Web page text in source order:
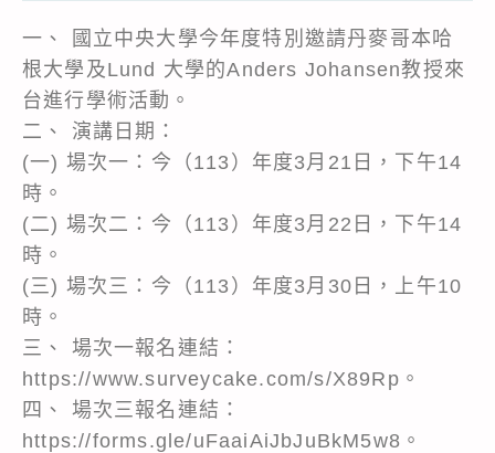
一、 國立中央大學今年度特別邀請丹麥哥本哈
根大學及Lund 大學的Anders Johansen教授來
台進行學術活動。
二、 演講日期：
(一) 場次一：今（113）年度3月21日，下午14
時。
(二) 場次二：今（113）年度3月22日，下午14
時。
(三) 場次三：今（113）年度3月30日，上午10
時。
三、 場次一報名連結：
https://www.surveycake.com/s/X89Rp。
四、 場次三報名連結：
https://forms.gle/uFaaiAiJbJuBkM5w8。